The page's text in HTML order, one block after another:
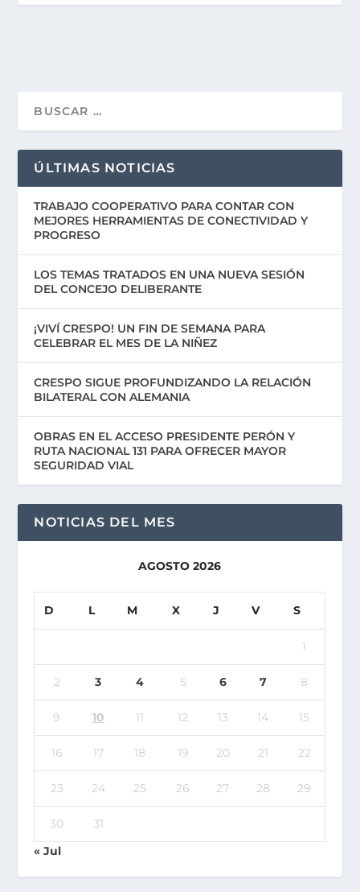
ÚLTIMAS NOTICIAS
TRABAJO COOPERATIVO PARA CONTAR CON
MEJORES HERRAMIENTAS DE CONECTIVIDAD Y
PROGRESO
LOS TEMAS TRATADOS EN UNA NUEVA SESIÓN
DEL CONCEJO DELIBERANTE
¡VIVÍ CRESPO! UN FIN DE SEMANA PARA
CELEBRAR EL MES DE LA NIÑEZ
CRESPO SIGUE PROFUNDIZANDO LA RELACIÓN
BILATERAL CON ALEMANIA
OBRAS EN EL ACCESO PRESIDENTE PERÓN Y
RUTA NACIONAL 131 PARA OFRECER MAYOR
SEGURIDAD VIAL
NOTICIAS DEL MES
AGOSTO 2026
D L M X J V S
1
2 3 4 5 6 7 8
9 10 11 12 13 14 15
16 17 18 19 20 21 22
23 24 25 26 27 28 29
30
31
« Jul